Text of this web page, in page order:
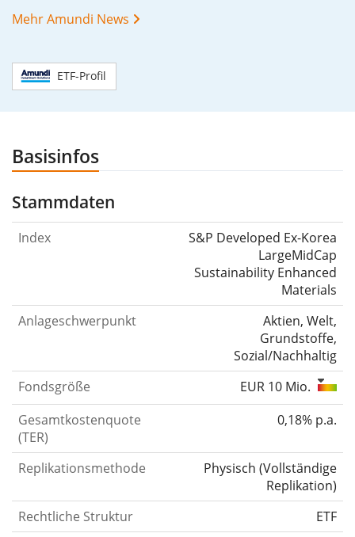
Mehr Amundi News
ETF-Profil
Basisinfos
Stammdaten
Index
S&P Developed Ex-Korea
LargeMidCap
Sustainability Enhanced
Materials
Anlageschwerpunkt
Aktien, Welt,
Grundstoffe,
Sozial/Nachhaltig
Fondsgröße
EUR 10 Mio.
Gesamtkostenquote
(TER)
0,18% p.a.
Replikationsmethode Physisch (Vollständige
Replikation)
Rechtliche Struktur
ETF